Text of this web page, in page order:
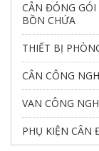
CÂN ĐÓNG GÓI
BỒN CHỨA
THIẾT BỊ
CÂN CÔNG
VAN CÔNG
PHỤ KIỆN CÂN